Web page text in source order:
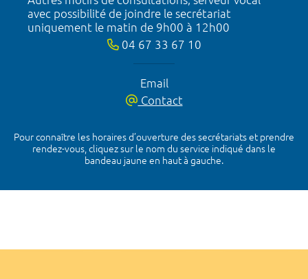
avec possibilité de joindre le secrétariat
uniquement le matin de 9h00 à 12h00
04 67 33 67 10
Email
Contact
Pour connaître les horaires d’ouverture des secrétariats et prendre
rendez-vous, cliquez sur le nom du service indiqué dans le
bandeau jaune en haut à gauche.